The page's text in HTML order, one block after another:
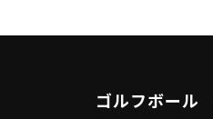
ゴルフボール